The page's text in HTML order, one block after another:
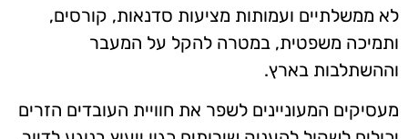
לא ממשלתיים ועמותות מציעות סדנאות, קורסים,
ותמיכה משפטית, במטרה להקל על המעבר
וההשתלבות בארץ.
מעסיקים המעוניינים לשפר את חוויית העובדים הזרים